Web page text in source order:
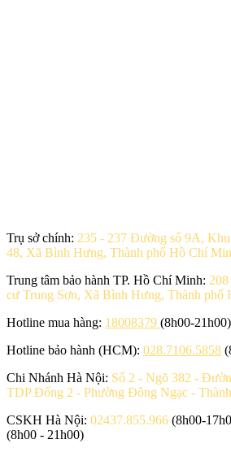
Trụ sở chính: 235 - 237 Đường số 9A,
48, Xã Bình Hưng, Thành phố Hồ Chí
Trung tâm bảo hành TP. Hồ Chí Minh:
cư Trung Sơn, Xã Bình Hưng, Thành phố
Hotline mua hàng: 18008379 (8h00-21h00)
Hotline bảo hành (HCM): 028.7106.5858
Chi Nhánh Hà Nội: Số 2 - Ngõ 382 -
TDP Đống 2 - Phường Đông Ngạc -
CSKH Hà Nội: 02437.855.966 (8h00-
(8h00 - 21h00)